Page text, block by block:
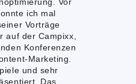
ich mal
Vorträge
auf der Campixx,
Konferenzen
Marketing.
und sehr
Das